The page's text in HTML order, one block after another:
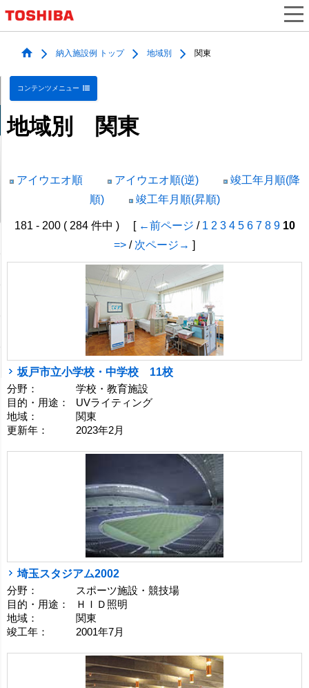
納入施設例 トップ 地域別 関東
コンテンツメニュー
地域別 関東
アイウエオ順 アイウエオ順(逆)
竣工年月順(降
順)
竣工年月順(昇順)
181 - 200 ( 284 件中 ) [ ←前ページ / 1 2 3 4 5 6 7 8 9 10
=> / 次ページ→ ]
坂戸市立小学校・中学校 11校
分野：
学校・教育施設
目的・用途：
UVライティング
地域：
関東
更新年：
2023年2月
埼玉スタジアム2002
分野：
スポーツ施設・競技場
目的・用途：
ＨＩＤ照明
地域：
関東
竣工年：
2001年7月